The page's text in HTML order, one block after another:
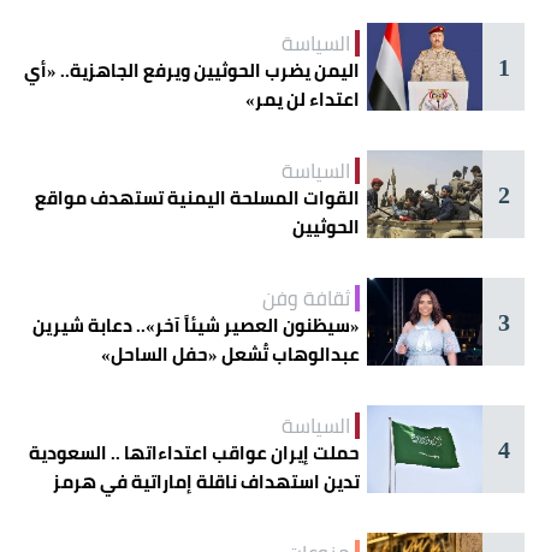
1
السياسة
اليمن يضرب الحوثيين ويرفع الجاهزية.. «أي
اعتداء لن يمر»
2
السياسة
القوات المسلحة اليمنية تستهدف مواقع
الحوثيين
3
ثقافة وفن
«سيظنون العصير شيئاً آخر».. دعابة شيرين
عبدالوهاب تُشعل «حفل الساحل»
4
السياسة
حملت إيران عواقب اعتداءاتها .. السعودية
تدين استهداف ناقلة إماراتية في هرمز